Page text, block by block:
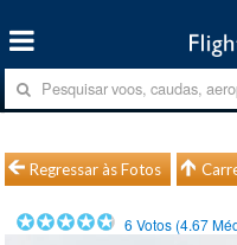
Regressar às Fotos
6 Votos (4.67